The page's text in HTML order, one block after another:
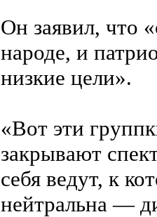
Он заявил, что
народе, и
низкие цели».
«Вот эти
закрывают
себя ведут, к
нейтральна —